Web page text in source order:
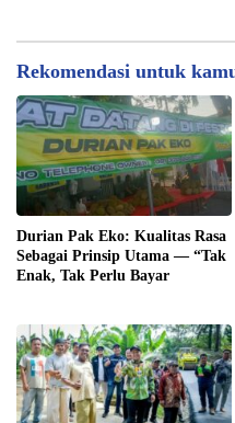
Rekomendasi untuk
Durian Pak Eko: Kualitas Rasa
Sebagai Prinsip Utama — “Tak
Enak, Tak Perlu Bayar